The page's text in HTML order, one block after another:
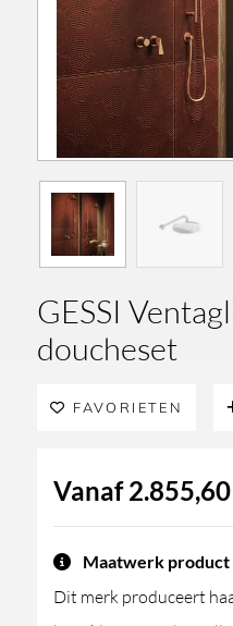
GESSI
doucheset
FAVORIETEN
Vanaf2.855,60
Maatwerk product
Dit merk produceert